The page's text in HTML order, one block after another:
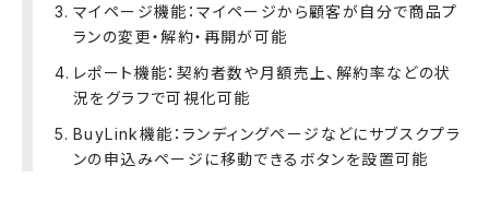
マイページ機能：マイページから顧客が自分で商品プ
ランの変更・解約・再開が可能
レポート機能：契約者数や月額売上、解約率などの状
況をグラフで可視化可能
BuyLink機能：ランディングページなどにサブスクプラ
ンの申込みページに移動できるボタンを設置可能